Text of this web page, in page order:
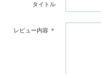
タイトル
レビュー内容 ＊